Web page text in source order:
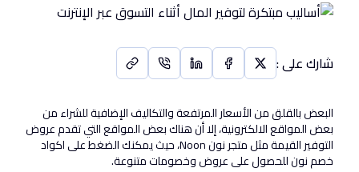
شارك على:
البعض بالقلق من الأسعار المرتفعة والتكاليف الإضافية للشراء من
بعض المواقع الالكترونية، إلا أن هناك بعض المواقع التي تقدم عروض
التوفير القيمة مثل متجر نون Noon، حيث يمكنك الضغط على اكواد
خصم نون للحصول على عروض وخصومات متنوعة.